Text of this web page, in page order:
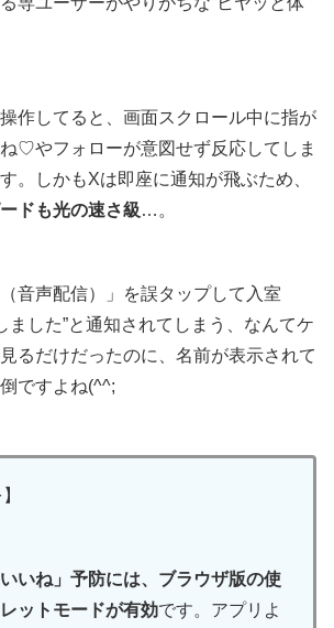
作してると、画面スクロール中に指が
♡やフォローが意図せず反応してしま
。しかもXは即座に通知が飛ぶため、
ドも光の速さ級…。
音声配信）」を誤タップして入室
ました”と通知されてしまう、なんてケ
るだけだったのに、名前が表示されて
ですよね(^^;
いいね」予防には、ブラウザ版の使
ットモードが有効です。アプリよ